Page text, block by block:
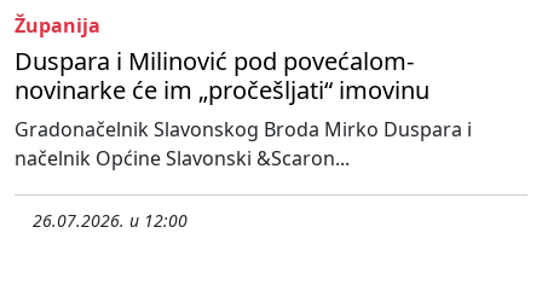
Županija
Duspara i Milinović pod povećalom-
novinarke će im „pročešljati“ imovinu
Gradonačelnik Slavonskog Broda Mirko Duspara i
načelnik Općine Slavonski &Scaron...
26.07.2026. u 12:00